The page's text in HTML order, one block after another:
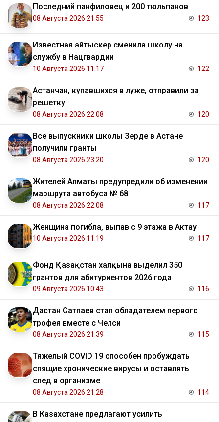
Последний панфиловец и 200 тюльпанов
08 Августа 2026 21:55 123
Известная айтыскер сменила школу на
службу в Нацгвардии
10 Августа 2026 11:17 122
Астанчан, купавшихся в луже, отправили за
решетку
08 Августа 2026 22:08 120
Все выпускники школы Зерде в Астане
получили гранты
08 Августа 2026 23:20 120
Жителей Алматы предупредили об изменении
маршрута автобуса № 68
08 Августа 2026 22:08 117
Женщина погибла, выпав с 9 этажа в Актау
10 Августа 2026 11:19 117
Фонд Қазақстан халқына выделил 350
грантов для абитуриентов 2026 года
09 Августа 2026 10:43 116
Дастан Сатпаев стал обладателем первого
трофея вместе с Челси
08 Августа 2026 21:39 115
Тяжелый COVID 19 способен пробуждать
спящие хронические вирусы и оставлять
след в организме
08 Августа 2026 21:28 114
В Казахстане предлагают усилить